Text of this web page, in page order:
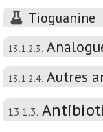
Tioguanine
13.1.2.3.
13.1.2.4. Autres
13.1.3.